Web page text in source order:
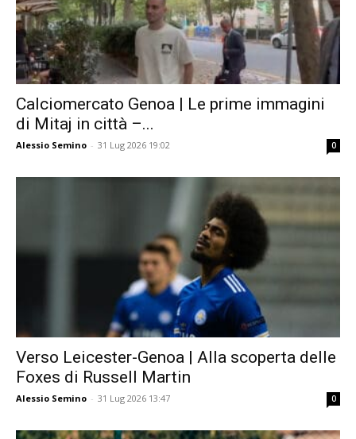
Calciomercato Genoa | Le prime immagini
di Mitaj in città –...
Alessio Semino - 31 Lug 2026 19:02 0
Verso Leicester-Genoa | Alla scoperta delle
Foxes di Russell Martin
Alessio Semino - 31 Lug 2026 13:47 0